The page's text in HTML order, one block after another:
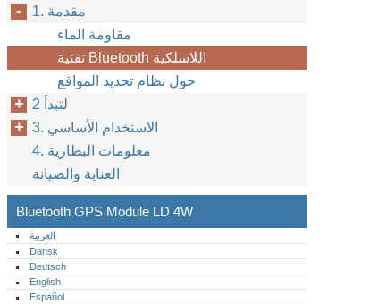
1. مقدمة
مقاومة الماء
تقنية Bluetooth اللاسلكية
حول نظام تحديد المواقع
2 لتبدأ
3. الاستخدام الأساسي
4. معلومات البطارية
العناية والصيانة
Bluetooth GPS Module LD 4W
العربية
Dansk
Deutsch
English
Español